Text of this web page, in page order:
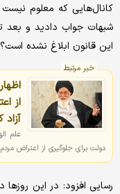
کانال‌هایی که معلوم
شبهات جواب دادید و بعد
این قانون ابلاغ نشده
خبر مرتبط
از
علم
دولت برای جلوگیری از اعتراض مردم
رسایی افزود: در این